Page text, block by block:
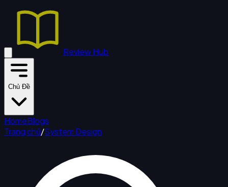
Review Hub
Chủ Đề
HomeBlogs
Trang chủ/System Design